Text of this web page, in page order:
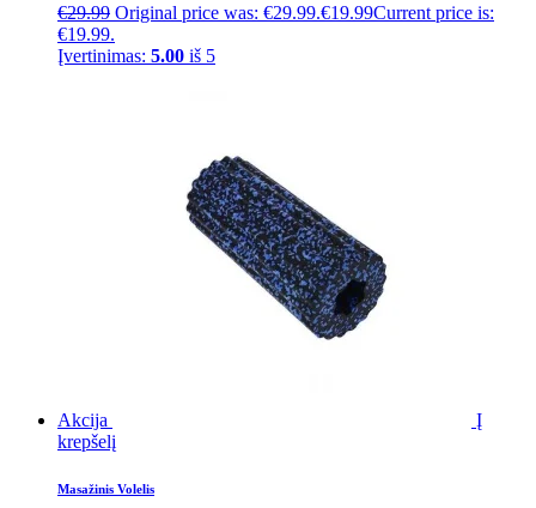
€29.99 Original price was: €29.99.€19.99Current price is:
€19.99.
Įvertinimas: 5.00 iš 5
Akcija
Į
krepšelį
Masažinis Volelis